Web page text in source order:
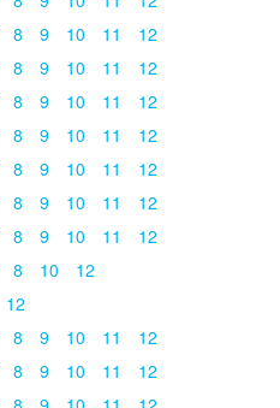
8 9 10 11
12
8 9 10 11
12
8 9 10 11
12
8 9 10 11
12
8 9 10 11
12
8 9 10 11
12
8 9 10 11
12
8 10
12
12
8 9 10 11
12
8 9 10 11
12